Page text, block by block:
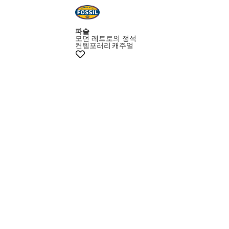
파슬
모던 레트로의 정석
컨템포러리 캐주얼